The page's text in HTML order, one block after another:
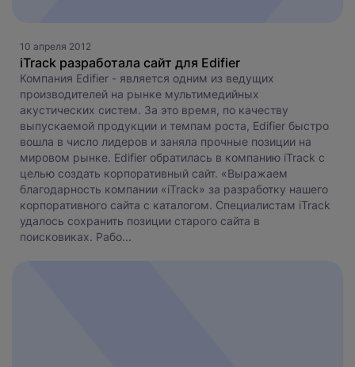
10 апреля 2012
iTrack разработала сайт для Edifier
Компания Edifier - является одним из ведущих
производителей на рынке мультимедийных
акустических систем. За это время, по качеству
выпускаемой продукции и темпам роста, Edifier быстро
вошла в число лидеров и заняла прочные позиции на
мировом рынке. Edifier обратилась в компанию iTrack с
целью создать корпоративный сайт. «Выражаем
благодарность компании «iTrack» за разработку нашего
корпоративного сайта с каталогом. Специалистам iTrack
удалось сохранить позиции старого сайта в
поисковиках. Рабо...